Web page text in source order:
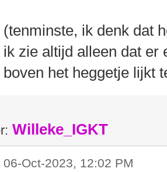
(tenminste, ik denk dat
ik zie altijd alleen dat er
boven het heggetje lijkt
Willeke_IGKT
06-Oct-2023, 12:02 PM